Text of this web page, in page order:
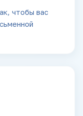
чтобы вас